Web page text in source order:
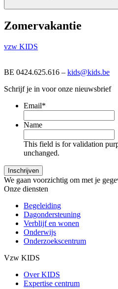
Zomervakantie
vzw KIDS
BE 0424.625.616 – kids@kids.be
Schrijf je in voor onze nieuwsbrief
Email*
Name
This field is for validation
unchanged.
We gaan voorzichtig om met je
Onze diensten
Begeleiding
Dagondersteuning
Verblijf en wonen
Onderwijs
Onderzoekscentrum
Vzw KIDS
Over KIDS
Expertise centrum